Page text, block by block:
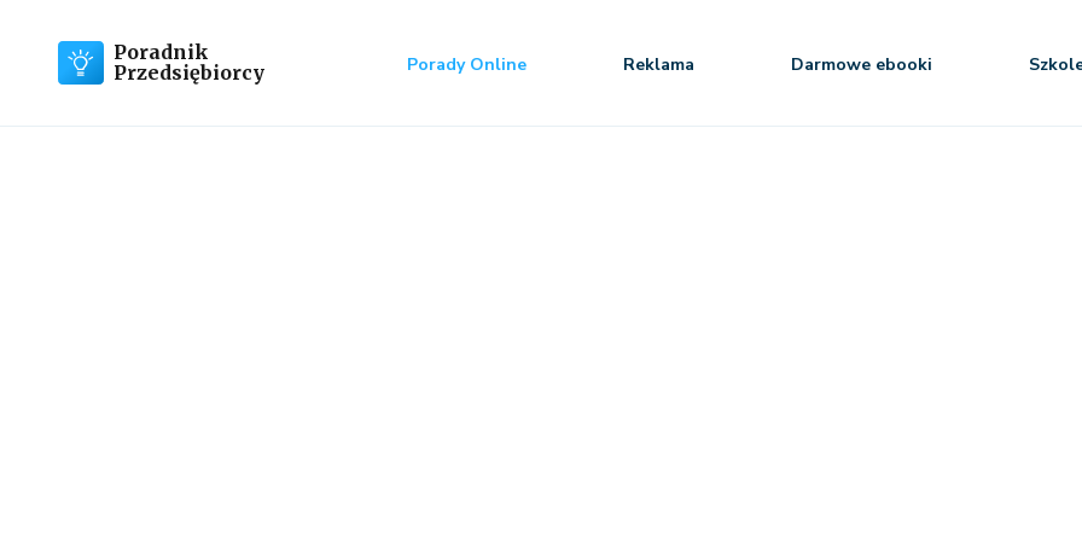
Poradnik
Przedsiębiorcy
Porady Online Reklama Darmowe ebooki